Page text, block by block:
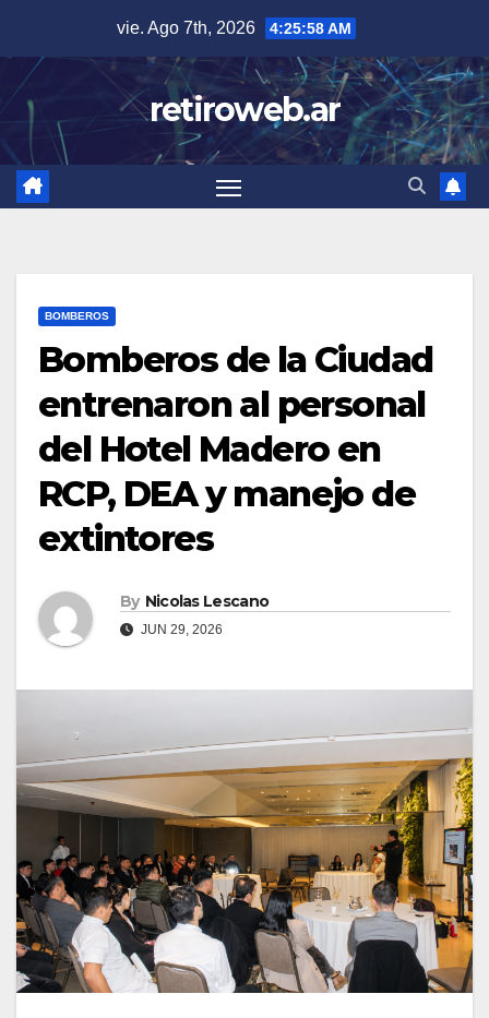
content
vie. Ago 7th, 2026 4:25:59 AM
retiroweb.ar
BOMBEROS
Bomberos de la Ciudad
entrenaron al personal
del Hotel Madero en
RCP, DEA y manejo de
extintores
By Nicolas Lescano
JUN 29, 2026